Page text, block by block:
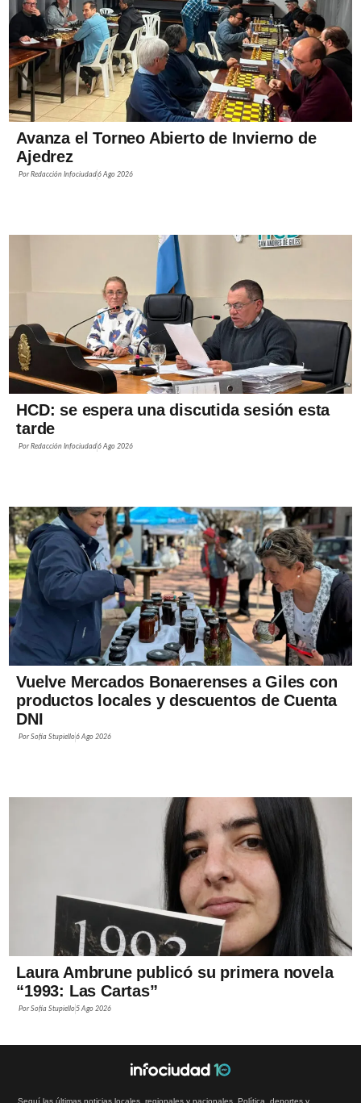
Avanza el Torneo Abierto de Invierno de
Ajedrez
PorRedacción Infociudad6 Ago 2026
HCD: se espera una discutida sesión esta
tarde
PorRedacción Infociudad6 Ago 2026
Vuelve Mercados Bonaerenses a Giles con
productos locales y descuentos de Cuenta
DNI
PorSofía Stupiello6 Ago 2026
Laura Ambrune publicó su primera novela
“1993: Las Cartas”
PorSofía Stupiello5 Ago 2026
Seguí las últimas noticias locales, regionales y nacionales. Política, deportes y